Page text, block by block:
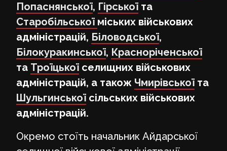
Попаснянської, Гірської та
Старобільської міських військових
адміністрацій, Біловодської,
Білокуракинської, Красноріченської
та Троїцької селищних військових
адміністрацій, а також Чмирівської та
Шульгинської сільських військових
адміністрацій.
Окремо стоїть начальник Айдарської